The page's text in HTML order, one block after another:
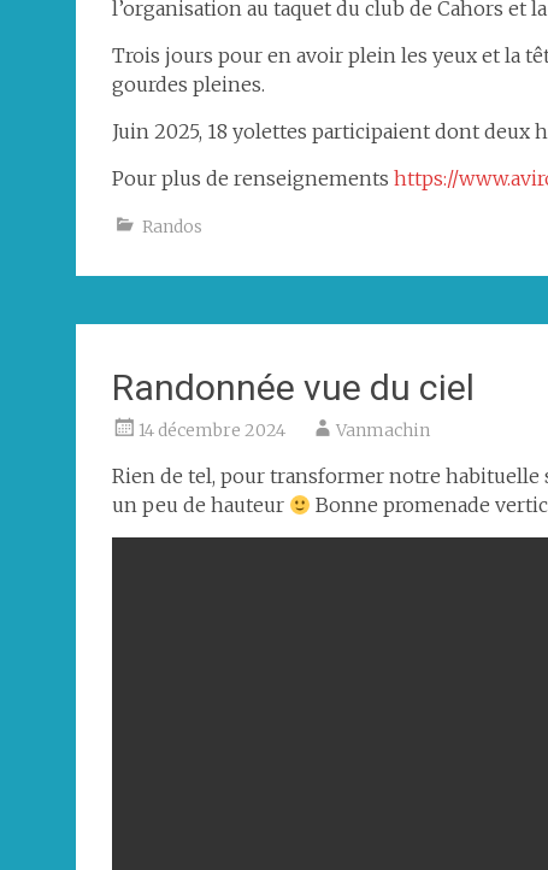
l’organisation au taquet du club de Cahors et
Trois jours pour en avoir plein les yeux et la
gourdes pleines.
Juin 2025, 18 yolettes participaient dont deux
Pour plus de renseignements https://
Randos
Randonnée vue du ciel
14 décembre 2024 Vanmachin
Rien de tel, pour transformer notre habituelle
un peu de hauteur
Bonne promenade